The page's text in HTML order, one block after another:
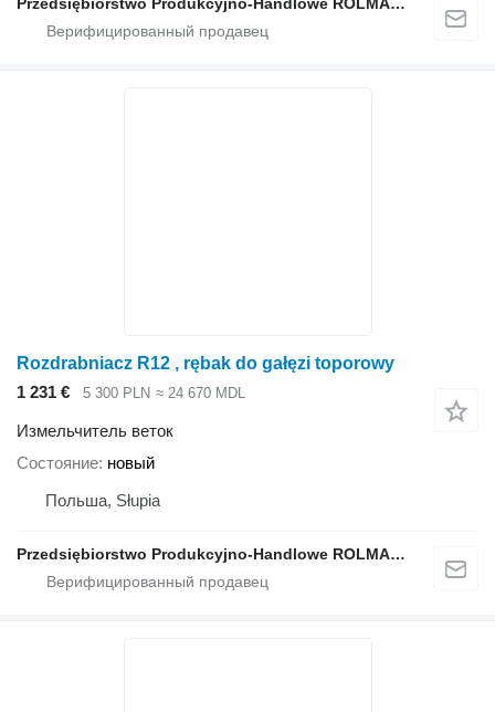
Rozdrabniacz R12 , rębak do gałęzi toporowy
1 231 €
5 300 PLN ≈ 24 670 MDL
Измельчитель веток
Состояние новый
Польша, Słupia
Przedsiębiorstwo Produkcyjno-Handlowe ROLMAPOL Marcin Dziekan